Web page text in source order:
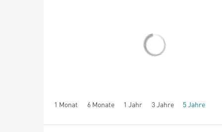
1 Monat 6 Monate 1 Jahr 3 Jahre 5 Jahre
seit Beginn